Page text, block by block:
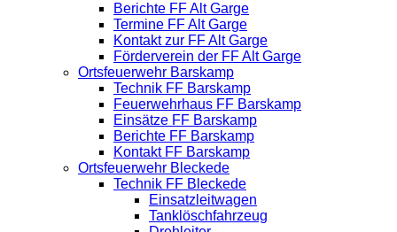
Berichte FF Alt Garge
Termine FF Alt Garge
Kontakt zur FF Alt Garge
Förderverein der FF Alt Garge
Ortsfeuerwehr Barskamp
Technik FF Barskamp
Feuerwehrhaus FF Barskamp
Einsätze FF Barskamp
Berichte FF Barskamp
Kontakt FF Barskamp
Ortsfeuerwehr Bleckede
Technik FF Bleckede
Einsatzleitwagen
Tanklöschfahrzeug